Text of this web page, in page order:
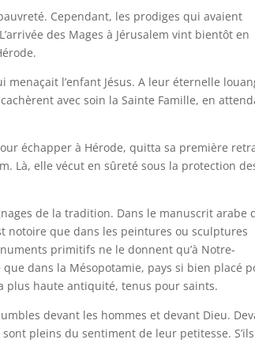
Cependant, les prodiges qui avaient
des Mages à Jérusalem vint bientôt en
l’enfant Jésus. A leur éternelle
avec soin la Sainte Famille, en
échapper à Hérode, quitta sa première
Là, elle vécut en sûreté sous la protection
de la tradition. Dans le manuscrit arabe
notoire que dans les peintures ou sculptures
primitifs ne le donnent qu’à Notre-
dans la Mésopotamie, pays si bien placé
plus haute antiquité, tenus pour saints.
devant les hommes et devant Dieu.
pleins du sentiment de leur petitesse. S’ils